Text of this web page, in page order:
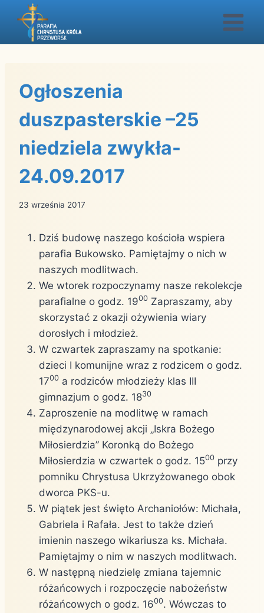
Przejdź
Ogłoszenia
duszpasterskie –25
niedziela zwykła-
24.09.2017
23 września 2017
Dziś budowę naszego kościoła wspiera
parafia Bukowsko. Pamiętajmy o nich w
naszych modlitwach.
We wtorek rozpoczynamy nasze rekolekcje
parafialne o godz. 1900 Zapraszamy, aby
skorzystać z okazji ożywienia wiary
dorosłych i młodzież.
W czwartek zapraszamy na spotkanie:
dzieci I komunijne wraz z rodzicem o godz.
1700 a rodziców młodzieży klas III
gimnazjum o godz. 1830
Zaproszenie na modlitwę w ramach
międzynarodowej akcji „Iskra Bożego
Miłosierdzia” Koronką do Bożego
Miłosierdzia w czwartek o godz. 1500 przy
pomniku Chrystusa Ukrzyżowanego obok
dworca PKS-u.
W piątek jest święto Archaniołów: Michała,
Gabriela i Rafała. Jest to także dzień
imienin naszego wikariusza ks. Michała.
Pamiętajmy o nim w naszych modlitwach.
W następną niedzielę zmiana tajemnic
różańcowych i rozpoczęcie nabożeństw
różańcowych o godz. 1600. Wówczas to